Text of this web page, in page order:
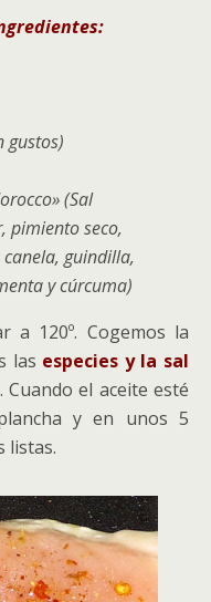
gustos)
(Sal
pimiento seco,
guindilla,
y cúrcuma)
a 120º. Cogemos la
las especies y la sal
el aceite esté
y en unos 5
listas.